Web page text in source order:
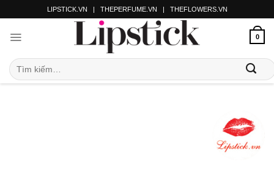
LIPSTICK.VN | THEPERFUME.VN | THEFLOWERS.VN
0